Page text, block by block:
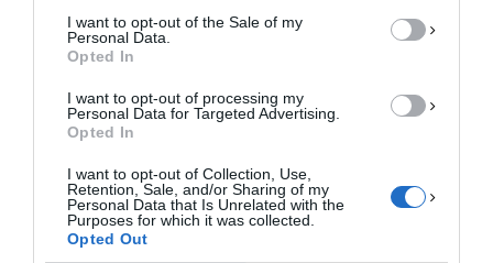
I want to opt-out of the Sale of my
Personal Data.
Opted In
I want to opt-out of processing my
Personal Data for Targeted Advertising.
Opted In
I want to opt-out of Collection, Use,
Retention, Sale, and/or Sharing of my
Personal Data that Is Unrelated with the
Purposes for which it was collected.
Opted Out
ΠΡΟΒΟΛΉ ΠΡΟΤΙΜΉΣΕΩΝ
Πολιτική Cookies
εξοπλισμό στο κέντρο της Ελασσόνας.
Τηλ.επικοινωνίας: 6947597195
F
a
c
e
b
M
a
st
o
d
E
m
ai
l
Μ
οι
ρ
α
σ
Σελιδοποίηση
άρθρων
2 3 4 5 6 7 …
ΕΠΌΜΕΝΑ